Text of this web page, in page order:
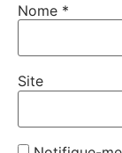
Nome *
Site